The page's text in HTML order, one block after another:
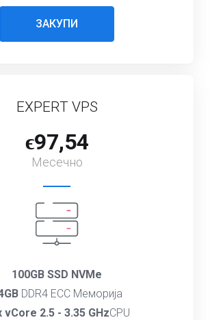
ЗАКУПИ
EXPERT VPS
ϵ97,54
Месечно
100GB SSD NVMe
DDR4 ECC Меморија
vCore 2.5 - 3.35 GHzCPU